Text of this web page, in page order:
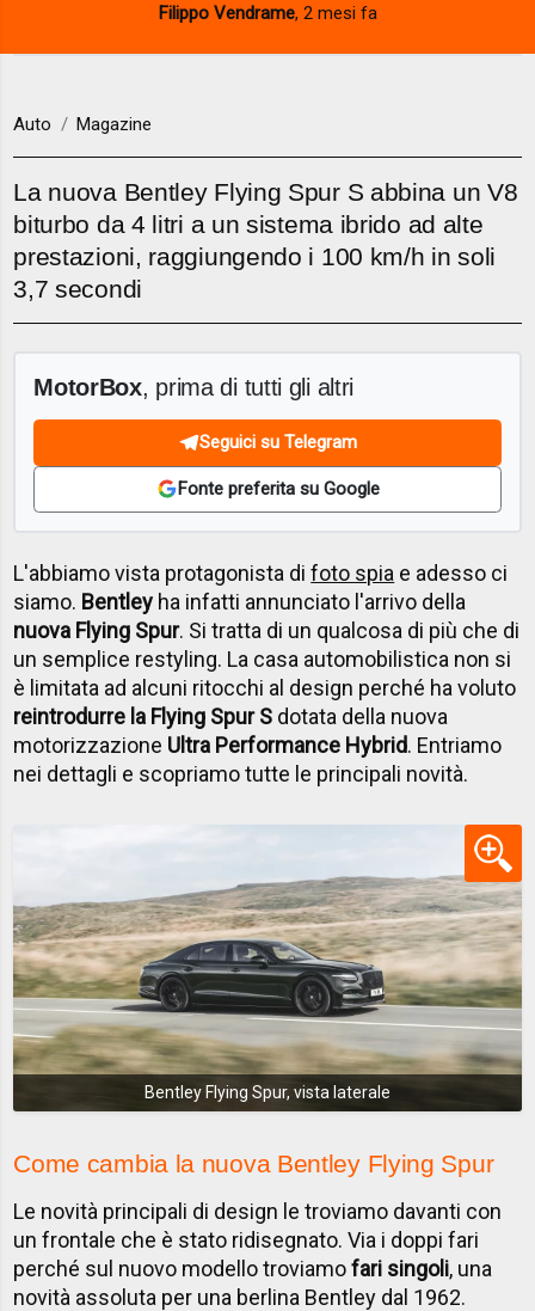
Filippo Vendrame, 2 mesi fa
Auto Magazine
La nuova Bentley Flying Spur S abbina un V8
biturbo da 4 litri a un sistema ibrido ad alte
prestazioni, raggiungendo i 100 km/h in soli
3,7 secondi
MotorBox, prima di tutti gli altri
Seguici su Telegram
Fonte preferita su Google
L'abbiamo vista protagonista difoto spia e adesso ci
siamo. Bentley ha infatti annunciato l'arrivo della
nuova Flying Spur. Si tratta di un qualcosa di più che di
un semplice restyling. La casa automobilistica non si
è limitata ad alcuni ritocchi al design perché ha voluto
reintrodurre la Flying Spur S dotata della nuova
motorizzazione Ultra Performance Hybrid. Entriamo
nei dettagli e scopriamo tutte le principali novità.
Bentley Flying Spur, vista laterale
Come cambia la nuova Bentley Flying Spur
Le novità principali di design le troviamo davanti con
un frontale che è stato ridisegnato. Via i doppi fari
perché sul nuovo modello troviamofari singoli, una
novità assoluta per una berlina Bentley dal 1962.